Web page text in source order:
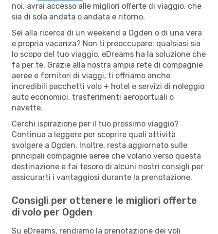
noi, avrai accesso alle migliori offerte di viaggio, che
sia di sola andata o andata e ritorno.
Sei alla ricerca di un weekend a Ogden o di una vera
e propria vacanza? Non ti preoccupare: qualsiasi sia
lo scopo del tuo viaggio, eDreams ha la soluzione che
fa per te. Grazie alla nostra ampia rete di compagnie
aeree e fornitori di viaggi, ti offriamo anche
incredibili pacchetti volo + hotel e servizi di noleggio
auto economici, trasferimenti aeroportuali o
navette.
Cerchi ispirazione per il tuo prossimo viaggio?
Continua a leggere per scoprire quali attività
svolgere a Ogden. Inoltre, resta aggiornato sulle
principali compagnie aeree che volano verso questa
destinazione e fai tesoro di alcuni nostri consigli per
assicurarti i vantaggiosi durante la prenotazione.
Consigli per ottenere le migliori offerte
di volo per Ogden
Su eDreams, rendiamo la prenotazione dei voli